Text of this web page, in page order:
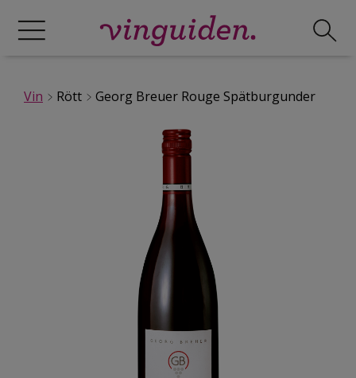
Vin Rött Georg Breuer Rouge Spätburgunder